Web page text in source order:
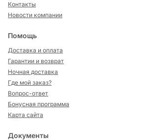
Контакты
Новости компании
Помощь
Доставка и оплата
Гарантии и возврат
Ночная доставка
Где мой заказ?
Вопрос-ответ
Бонусная программа
Карта сайта
Документы